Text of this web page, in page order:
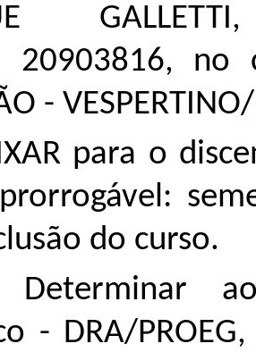
no
-
para o
do curso.
- DRA/